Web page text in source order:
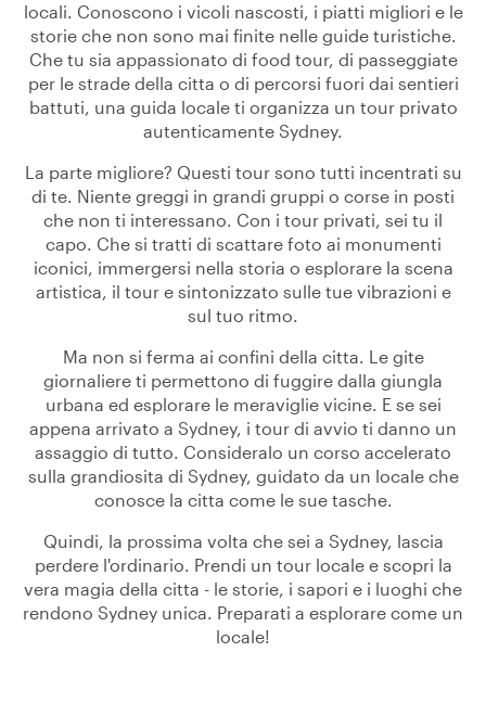
locali. Conoscono i vicoli nascosti, i piatti migliori e le
storie che non sono mai finite nelle guide turistiche.
Che tu sia appassionato di food tour, di passeggiate
per le strade della citta o di percorsi fuori dai sentieri
battuti, una guida locale ti organizza un tour privato
autenticamente Sydney.
La parte migliore? Questi tour sono tutti incentrati su
di te. Niente greggi in grandi gruppi o corse in posti
che non ti interessano. Con i tour privati, sei tu il
capo. Che si tratti di scattare foto ai monumenti
iconici, immergersi nella storia o esplorare la scena
artistica, il tour e sintonizzato sulle tue vibrazioni e
sul tuo ritmo.
Ma non si ferma ai confini della citta. Le gite
giornaliere ti permettono di fuggire dalla giungla
urbana ed esplorare le meraviglie vicine. E se sei
appena arrivato a Sydney, i tour di avvio ti danno un
assaggio di tutto. Consideralo un corso accelerato
sulla grandiosita di Sydney, guidato da un locale che
conosce la citta come le sue tasche.
Quindi, la prossima volta che sei a Sydney, lascia
perdere l'ordinario. Prendi un tour locale e scopri la
vera magia della citta - le storie, i sapori e i luoghi che
rendono Sydney unica. Preparati a esplorare come un
locale!